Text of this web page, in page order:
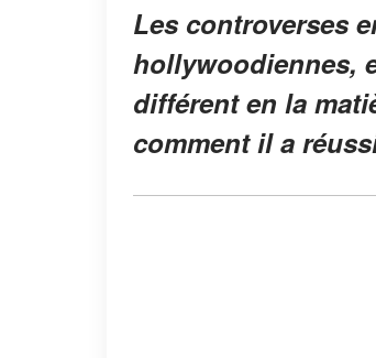
Les controverses
hollywoodiennes,
différent en la
comment il a